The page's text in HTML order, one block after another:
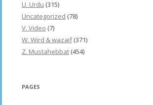
U. Urdu (315)
Uncategorized (78)
V. Video (7)
W. Wird & wazaif(371)
Z. Mustahebbat (454)
PAGES